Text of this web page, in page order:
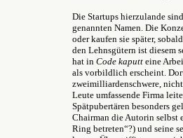
Die Startups hierzulande
genannten Namen. Die
oder kaufen sie später,
den Lehnsgütern ist diesem
hat in Code kaputt eine
als vorbildlich erscheint.
zweimilliardenschwere,
Leute umfassende Firma
Spätpubertären besonders
Chairman die Autorin selbst
Ring betreten“?) und seine